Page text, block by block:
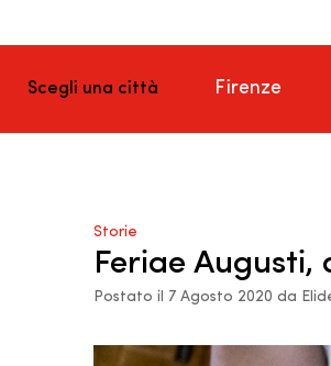
Scegli una città Firenze
Storie
Feriae
Postato il 7 Agosto 2020 da